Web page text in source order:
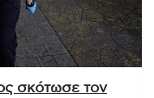
σκότωσε τον